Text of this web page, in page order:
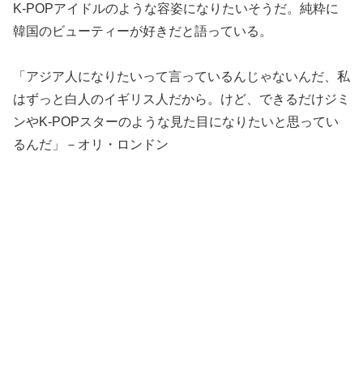
K-POPアイドルのような容姿になりたいそうだ。純粋に
韓国のビューティーが好きだと語っている。
「アジア人になりたいって言っているんじゃないんだ、私
はずっと白人のイギリス人だから。けど、できるだけジミ
ンやK-POPスターのような見た目になりたいと思ってい
るんだ」－オリ・ロンドン